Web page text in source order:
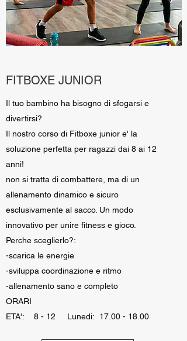
FITBOXE JUNIOR
Il tuo bambino ha bisogno di sfogarsi e
divertirsi?
Il nostro corso di Fitboxe junior e' la
soluzione perfetta per ragazzi dai 8 ai 12
anni!
non si tratta di combattere, ma di un
allenamento dinamico e sicuro
esclusivamente al sacco. Un modo
innovativo per unire fitness e gioco.
Perche sceglierlo?:
-scarica le energie
-sviluppa coordinazione e ritmo
-allenamento sano e completo
ORARI
ETA': 8 - 12 Lunedi: 17.00 - 18.00